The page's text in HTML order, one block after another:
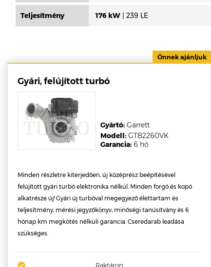
Teljesítmény 176 kW | 239 LE
Gyári, felújított turbó
Garancia: 6 hó
Modell: GTB2260VK
Gyártó: Garrett
Minden részletre kiterjedően, új középrész beépítésével
felújított gyári turbó elektronika nélkül. Minden forgó és kopó
alkatrésze új! Gyári új turbóval megegyező élettartam és
teljesítmény, mérési jegyzőkönyv, minőségi tanúsítvány és 6
hónap km megkötés nélküli garancia. Cseredarab leadása
szükséges.
Raktáron